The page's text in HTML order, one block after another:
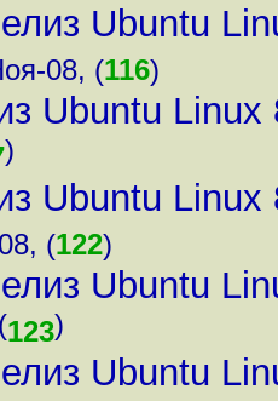
Ubuntu
08, (116)
Ubuntu Linux
)
Ubuntu Linux
(122)
Ubuntu
123)
Ubuntu